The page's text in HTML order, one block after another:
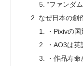
“ファンダ
なぜ日本の創
・Pixivの
・AO3は
・作品寿